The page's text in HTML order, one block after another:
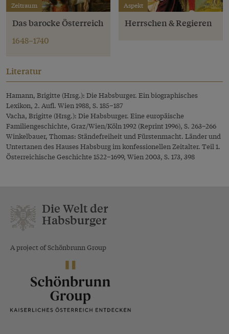
Zeitraum
Das barocke Österreich
1648–1740
Aspekt
Herrschen & Regieren
Literatur
Hamann, Brigitte (Hrsg.): Die Habsburger. Ein biographisches
Lexikon, 2. Aufl. Wien 1988, S. 185–187
Vacha, Brigitte (Hrsg.): Die Habsburger. Eine europäische
Familiengeschichte, Graz/Wien/Köln 1992 (Reprint 1996), S. 263–266
Winkelbauer, Thomas: Ständefreiheit und Fürstenmacht. Länder und
Untertanen des Hauses Habsburg im konfessionellen Zeitalter. Teil 1.
Österreichische Geschichte 1522–1699, Wien 2003, S. 173, 398
Die Welt der
Habsburger
A project of Schönbrunn Group